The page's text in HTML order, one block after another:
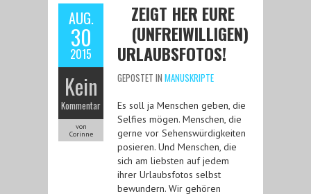
AUG.
30
2015
Kein
Kommentar
von
Corinne
ZEIGT HER EURE
(UNFREIWILLIGEN)
URLAUBSFOTOS!
GEPOSTET IN MANUSKRIPTE
Es soll ja Menschen geben, die
Selfies mögen. Menschen, die
gerne vor Sehenswürdigkeiten
posieren. Und Menschen, die
sich am liebsten auf jedem
ihrer Urlaubsfotos selbst
bewundern. Wir gehören